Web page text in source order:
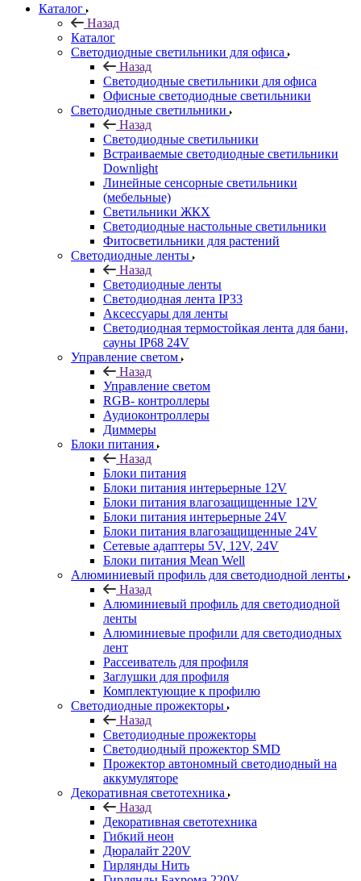
Каталог
Назад
Каталог
Светодиодные светильники для офиса
Назад
Светодиодные светильники для офиса
Офисные светодиодные светильники
Светодиодные светильники
Назад
Светодиодные светильники
Встраиваемые светодиодные светильники
Downlight
Линейные сенсорные светильники
(мебельные)
Светильники ЖКХ
Светодиодные настольные светильники
Фитосветильники для растений
Светодиодные ленты
Назад
Светодиодные ленты
Светодиодная лента IP33
Аксессуары для ленты
Светодиодная термостойкая лента для бани,
сауны IP68 24V
Управление светом
Назад
Управление светом
RGB- контроллеры
Аудиоконтроллеры
Диммеры
Блоки питания
Назад
Блоки питания
Блоки питания интерьерные 12V
Блоки питания влагозащищенные 12V
Блоки питания интерьерные 24V
Блоки питания влагозащищенные 24V
Сетевые адаптеры 5V, 12V, 24V
Блоки питания Mean Well
Алюминиевый профиль для светодиодной ленты
Назад
Алюминиевый профиль для светодиодной
ленты
Алюминиевые профили для светодиодных
лент
Рассеиватель для профиля
Заглушки для профиля
Комплектующие к профилю
Светодиодные прожекторы
Назад
Светодиодные прожекторы
Светодиодный прожектор SMD
Прожектор автономный светодиодный на
аккумуляторе
Декоративная светотехника
Назад
Декоративная светотехника
Гибкий неон
Дюралайт 220V
Гирлянды Нить